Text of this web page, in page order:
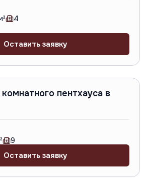
4
Оставить заявку
S-0902
пентхауса в
9
Оставить заявку